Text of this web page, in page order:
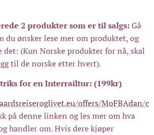
2 produkter som er til salgs:Gå
du ønsker lese mer om produktet, og
det: (Kun Norske produkter for nå, skal
til de norske etter hvert).
triks for en Interrailtur: (199kr)
offers/MoFBAdan/c
på denne linken og les mer om hva
handler om. Hvis dere kjøper